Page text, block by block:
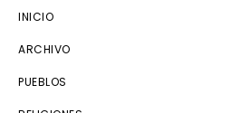
Saltar
Saltar
contenido
INICIO
ARCHIVO
PUEBLOS